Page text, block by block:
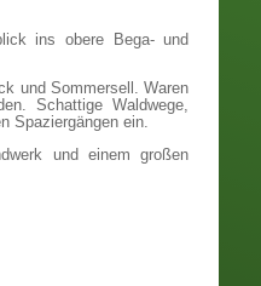
ins obere Bega- und
und Sommersell. Waren
Schattige Waldwege,
Spaziergängen ein.
und einem großen